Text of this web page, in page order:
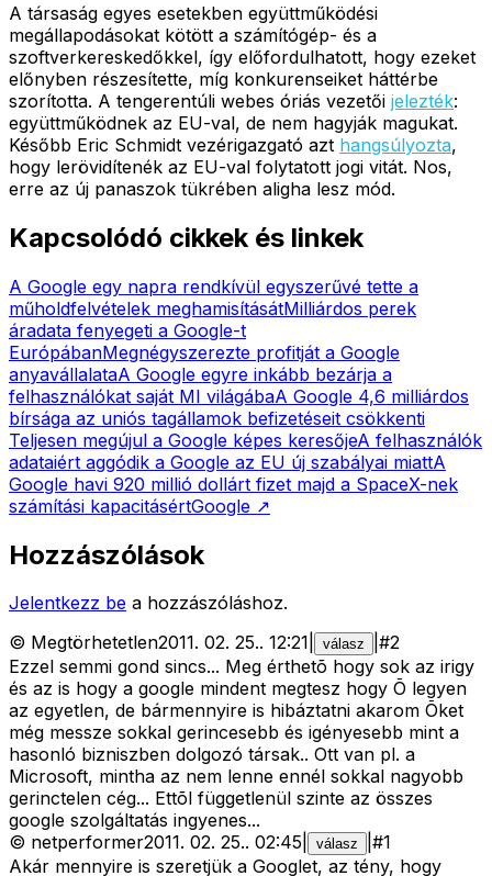
A társaság egyes esetekben együttműködési
megállapodásokat kötött a számítógép- és a
szoftverkereskedőkkel, így előfordulhatott, hogy ezeket
előnyben részesítette, míg konkurenseiket háttérbe
szorította. A tengerentúli webes óriás vezetői jelezték:
együttműködnek az EU-val, de nem hagyják magukat.
Később Eric Schmidt vezérigazgató azt hangsúlyozta,
hogy lerövidítenék az EU-val folytatott jogi vitát. Nos,
erre az új panaszok tükrében aligha lesz mód.
Kapcsolódó cikkek és linkek
A Google egy napra rendkívül egyszerűvé tette a
műholdfelvételek meghamisításátMilliárdos perek
áradata fenyegeti a Google-t
EurópábanMegnégyszerezte profitját a Google
anyavállalataA Google egyre inkább bezárja a
felhasználókat saját MI világábaA Google 4,6 milliárdos
bírsága az uniós tagállamok befizetéseit csökkenti
Teljesen megújul a Google képes keresőjeA felhasználók
adataiért aggódik a Google az EU új szabályai miattA
Google havi 920 millió dollárt fizet majd a SpaceX-nek
számítási kapacitásértGoogle ↗
Hozzászólások
Jelentkezz be a hozzászóláshoz.
© Megtörhetetlen2011. 02. 25.. 12:21 válasz #2
Ezzel semmi gond sincs... Meg érthetõ hogy sok az irigy
és az is hogy a google mindent megtesz hogy Õ legyen
az egyetlen, de bármennyire is hibáztatni akarom Õket
még messze sokkal gerincesebb és igényesebb mint a
hasonló bizniszben dolgozó társak.. Ott van pl. a
Microsoft, mintha az nem lenne ennél sokkal nagyobb
gerinctelen cég... Ettõl függetlenül szinte az összes
google szolgáltatás ingyenes...
© netperformer2011. 02. 25.. 02:45 válasz #1
Akár mennyire is szeretjük a Googlet, az tény, hogy